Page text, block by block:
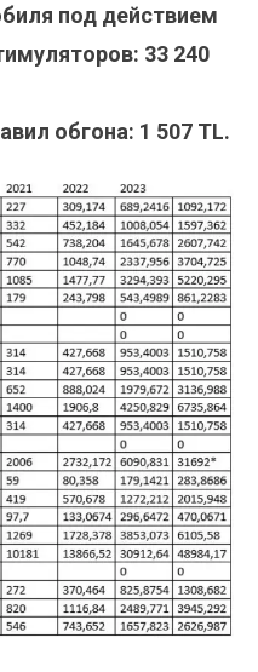
под действием
33 240
обгона: 1 507 TL.